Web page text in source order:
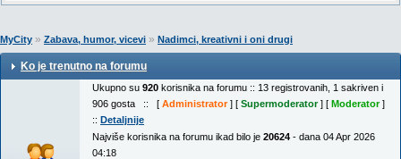
MyCity » Zabava, humor, vicevi » Nadimci, kreativni i oni drugi
Ko je trenutno na forumu
Ukupno su 920 korisnika na forumu :: 13 registrovanih, 1 sakriven i
906 gosta :: [ Administrator] [ Supermoderator] [ Moderator]
:: Detaljnije
Najviše korisnika na forumu ikad bilo je 20624 - dana 04 Apr 2026
04:18